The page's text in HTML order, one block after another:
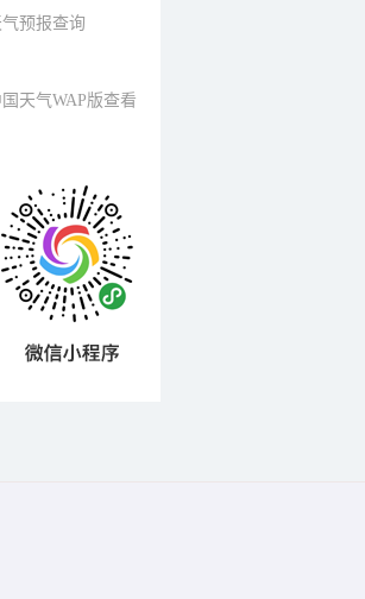
预报查询
天气WAP版查看